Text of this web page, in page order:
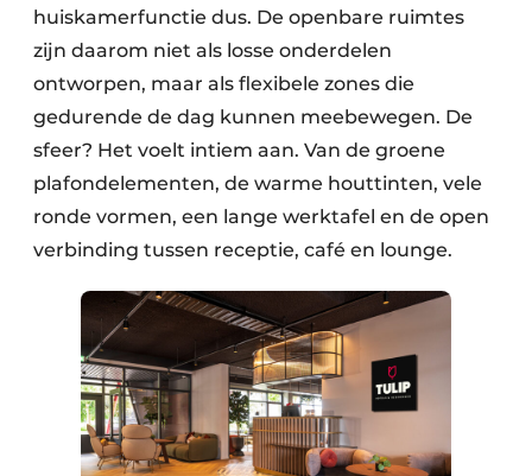
huiskamerfunctie dus. De openbare ruimtes
zijn daarom niet als losse onderdelen
ontworpen, maar als flexibele zones die
gedurende de dag kunnen meebewegen. De
sfeer? Het voelt intiem aan. Van de groene
plafondelementen, de warme houttinten, vele
ronde vormen, een lange werktafel en de open
verbinding tussen receptie, café en lounge.